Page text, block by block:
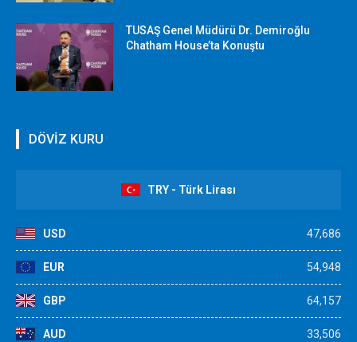
TUSAŞ Genel Müdürü Dr. Demiroğlu
Chatham House’ta Konuştu
DÖVİZ KURU
TRY - Türk Lirası
USD 47,686
EUR 54,948
GBP 64,157
AUD 33,506